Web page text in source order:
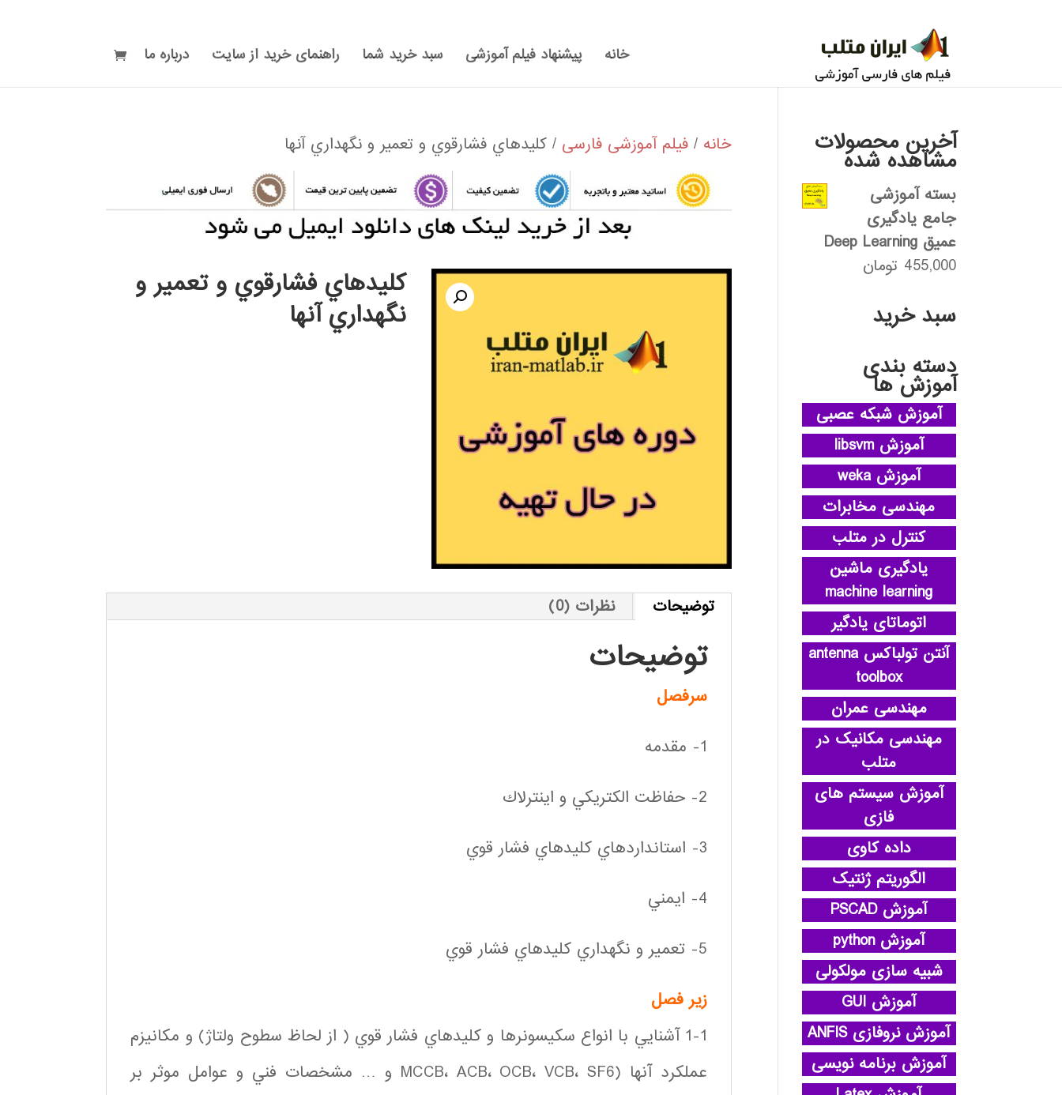
خانه پیشنهاد فیلم آموزشی سبد خرید شما راهنمای خرید از سایت درباره ما
خانه / فیلم آموزشی فارسی / كليدهاي فشارقوي و تعمير و نگهداري آنها
كليدهاي فشارقوي و تعمير و
نگهداري آنها
توضیحات نظرات (0)
توضیحات
سرفصل
1- مقدمه
2- حفاظت الكتريكي و اينترلاك
3- استانداردهاي كليدهاي فشار قوي
4- ايمني
5- تعمير و نگهداري كليدهاي فشار قوي
زير فصل
1-1 آشنايي با انواع سكيسونرها و كليدهاي فشار قوي ( از لحاظ سطوح ولتاژ) و مكانيزم
عملكرد آنها (MCCB، ACB، OCB، VCB، SF6 و … مشخصات فني و عوامل موثر بر
آخرین محصولات
مشاهده شده
بسته آموزشی
جامع یادگیری
عمیق Deep Learning
455,000 تومان
سبد خرید
دسته بندی
آموزش ها
آموزش شبکه عصبی
آموزش libsvm
آموزش weka
مهندسی مخابرات
کنترل در متلب
یادگیری ماشین
machine learning
اتوماتای یادگیر
آنتن تولباکس antenna
toolbox
مهندسی عمران
مهندسی مکانیک در
متلب
آموزش سیستم های
فازی
داده کاوی
الگوریتم ژنتیک
آموزش PSCAD
آموزش python
شبیه سازی مولکولی
آموزش GUI
آموزش نروفازی ANFIS
آموزش برنامه نویسی